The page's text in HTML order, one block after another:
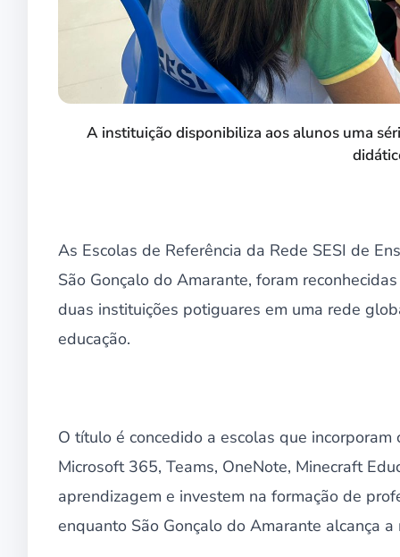
A instituição disponibiliza aos alunos uma
As Escolas de Referência da Rede SESI de
São Gonçalo do Amarante, foram
duas instituições potiguares em uma rede
educação.
O título é concedido a escolas que
Microsoft 365, Teams, OneNote, Minecraft
aprendizagem e investem na formação de
enquanto São Gonçalo do Amarante alcança